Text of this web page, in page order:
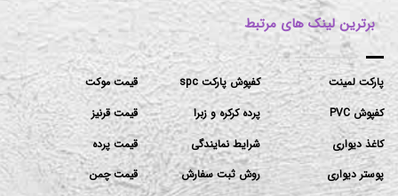
برترین لینک های مرتبط
پارکت لمینت
کفپوش PVC
کاغذ دیواری
پوستر دیواری
کفپوش پارکت spc
پرده کرکره و زبرا
شرایط نمایندگی
روش ثبت سفارش
قیمت موکت
قیمت قرنیز
قیمت پرده
قیمت چمن